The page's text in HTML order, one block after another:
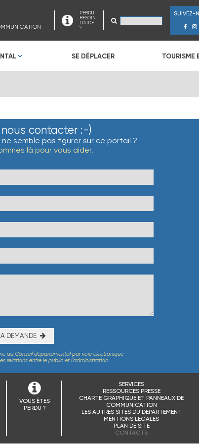
PERDU
BESOIN
D'AIDE
?
SUIVEZ-
SE DÉPLACER TOURISME
contacter :-)
semble pas figurer sur ce portail ?
là pour vous aider.
DEMANDE
du Conseil départemental par voie électronique
relations entre le public et l’administration.
VOUS ÊTES
PERDU ?
SERVICES
RESSOURCES PRESSE
CHARTE GRAPHIQUE ET PANNEAUX DE
COMMUNICATION
LES AUTRES SITES DU DÉPARTEMENT
MENTIONS LÉGALES
PLAN DE SITE
CONTACTS